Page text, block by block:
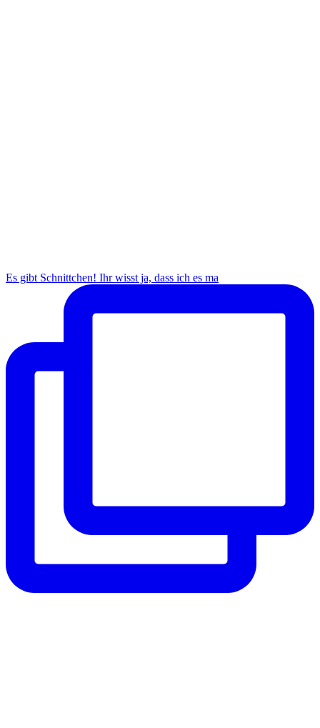
Es gibt Schnittchen! Ihr wisst ja, dass ich es ma